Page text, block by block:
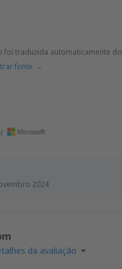
2024
foi traduzida automaticamente do
fonte
da avaliação